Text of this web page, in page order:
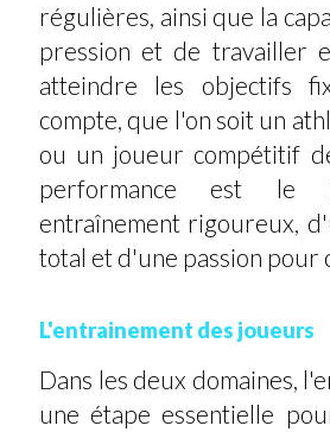
régulières, ainsi que la
pression et de travailler
atteindre les objectifs
compte, que l'on soit un
ou un joueur compétitif
performance est le
entraînement rigoureux,
total et d'une passion pour
L'entrainement des joueurs
Dans les deux domaines,
une étape essentielle